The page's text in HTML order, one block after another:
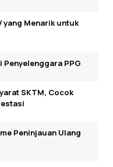
yang Menarik untuk
PPG
SKTM, Cocok
Peninjauan Ulang